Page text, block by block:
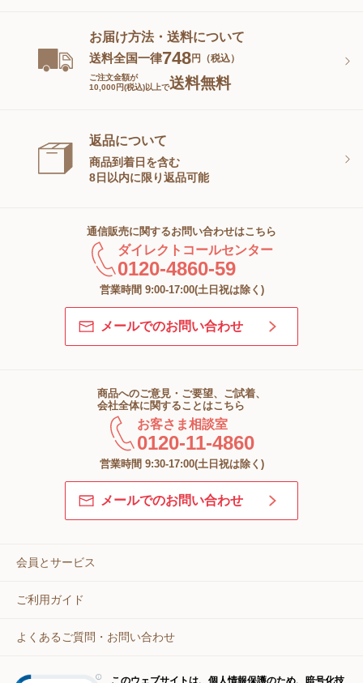
お届け方法・送料について
送料全国一律748円（税込）
ご注文金額が
10,000円(税込)以上で送料無料
返品について
商品到着日を含む
8日以内に限り返品可能
通信販売に関するお問い合わせはこちら
ダイレクトコールセンター
0120-4860-59
営業時間 9:00-17:00(土日祝は除く)
メールでのお問い合わせ
商品へのご意見・ご要望、ご試着、
会社全体に関することはこちら
お客さま相談室
0120-11-4860
営業時間 9:30-17:00(土日祝は除く)
メールでのお問い合わせ
会員とサービス
ご利用ガイド
よくあるご質問・お問い合わせ
このウェブサイトは、個人情報保護のため、暗号化技